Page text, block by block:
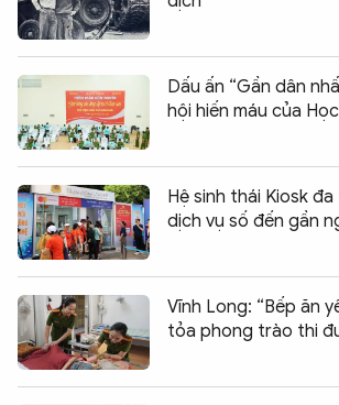
Dấu ấn “Gần dân
hội hiến máu của
Hệ sinh thái Kiosk
dịch vụ số đến gần
Vĩnh Long: “Bếp ăn
tỏa phong trào thi